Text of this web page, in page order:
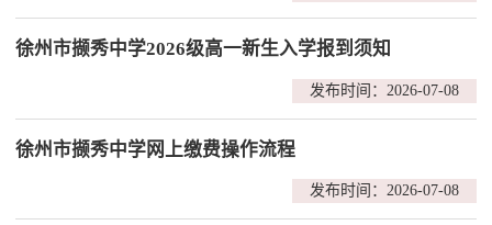
徐州市撷秀中学2026级高一新生入学报到须知
发布时间：2026-07-08
徐州市撷秀中学网上缴费操作流程
发布时间：2026-07-08